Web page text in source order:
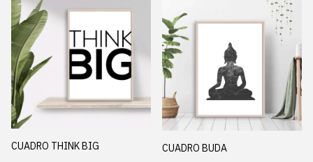
CUADRO THINK BIG CUADRO BUDA